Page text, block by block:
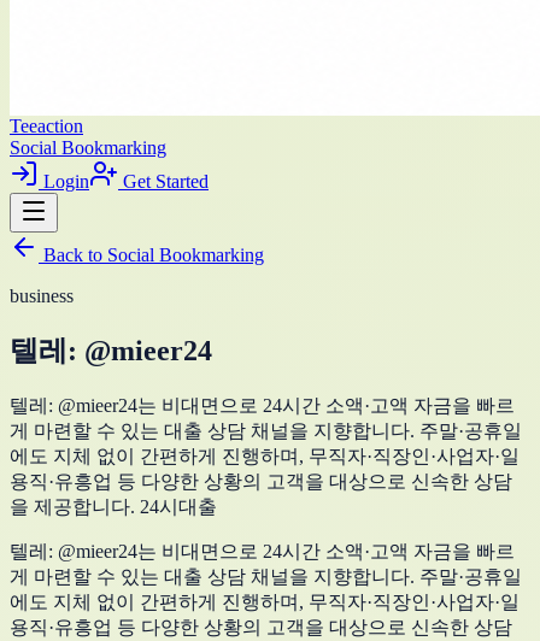
Teeaction
Social Bookmarking
Login
Get Started
Back to Social Bookmarking
business
텔레: @mieer24
텔레: @mieer24는 비대면으로 24시간 소액·고액 자금을 빠르
게 마련할 수 있는 대출 상담 채널을 지향합니다. 주말·공휴일
에도 지체 없이 간편하게 진행하며, 무직자·직장인·사업자·일
용직·유흥업 등 다양한 상황의 고객을 대상으로 신속한 상담
을 제공합니다. 24시대출
텔레: @mieer24는 비대면으로 24시간 소액·고액 자금을 빠르
게 마련할 수 있는 대출 상담 채널을 지향합니다. 주말·공휴일
에도 지체 없이 간편하게 진행하며, 무직자·직장인·사업자·일
용직·유흥업 등 다양한 상황의 고객을 대상으로 신속한 상담